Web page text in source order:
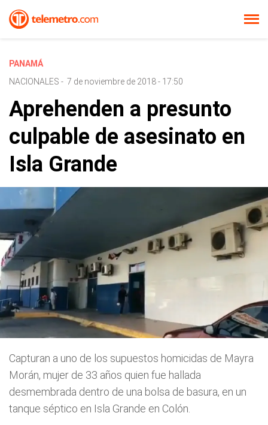
PANAMÁ
NACIONALES - 7 de noviembre de 2018 - 17:50
Aprehenden a presunto
culpable de asesinato en
Isla Grande
Capturan a uno de los supuestos homicidas de Mayra
Morán, mujer de 33 años quien fue hallada
desmembrada dentro de una bolsa de basura, en un
tanque séptico en Isla Grande en Colón.